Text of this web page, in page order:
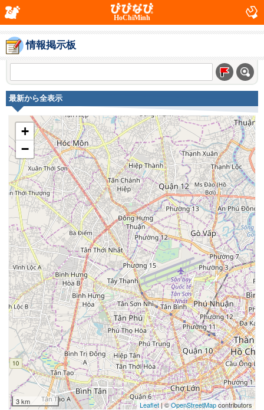
HoChiMinh
情報掲示板
最新から全表示
+
−
3 km Leaflet| ©OpenStreetMapcontributors